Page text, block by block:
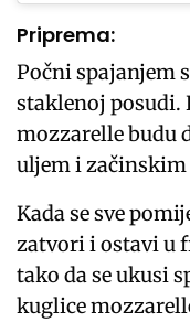
Priprema:
Počni spajanjem
staklenoj posudi.
mozzarelle budu
uljem i
Kada se sve
zatvori i ostavi u
tako da se ukusi
kuglice